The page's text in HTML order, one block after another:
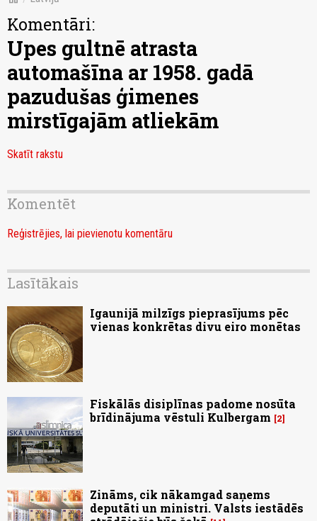
Komentāri:
Upes gultnē atrasta
automašīna ar 1958. gadā
pazudušas ģimenes
mirstīgajām atliekām
Skatīt rakstu
Komentēt
Reģistrējies, lai pievienotu komentāru
Lasītākais
Igaunijā milzīgs pieprasījums pēc
vienas konkrētas divu eiro monētas
Fiskālās disiplīnas padome nosūta
brīdinājuma vēstuli Kulbergam
2
Zināms, cik nākamgad saņems
deputāti un ministri. Valsts iestādēs